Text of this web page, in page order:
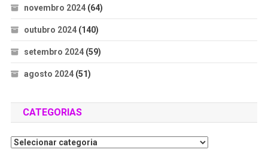
novembro 2024(64)
outubro 2024(140)
setembro 2024(59)
agosto 2024(51)
CATEGORIAS